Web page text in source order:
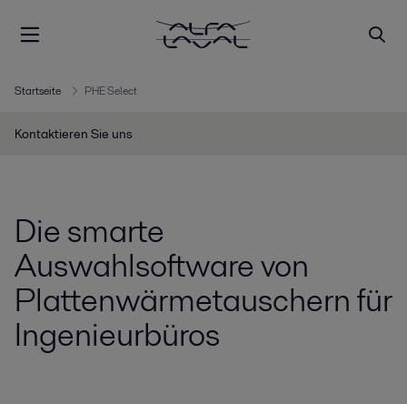
Startseite PHE Select
Kontaktieren Sie uns
Die smarte
Auswahlsoftware von
Plattenwärmetauschern für
Ingenieurbüros